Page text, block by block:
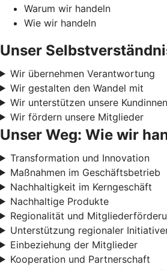
Warum wir handeln
Wie wir handeln
Unser
Wir übernehmen Verantwortung
Wir gestalten den Wandel mit
Wir unterstützen unsere
Wir fördern unsere Mitglieder
Unser Weg: Wie wir
Transformation und Innovation
Maßnahmen im Geschäftsbetrieb
Nachhaltigkeit im Kerngeschäft
Nachhaltige Produkte
Regionalität und
Unterstützung regionaler
Einbeziehung der Mitglieder
Kooperation und Partnerschaft